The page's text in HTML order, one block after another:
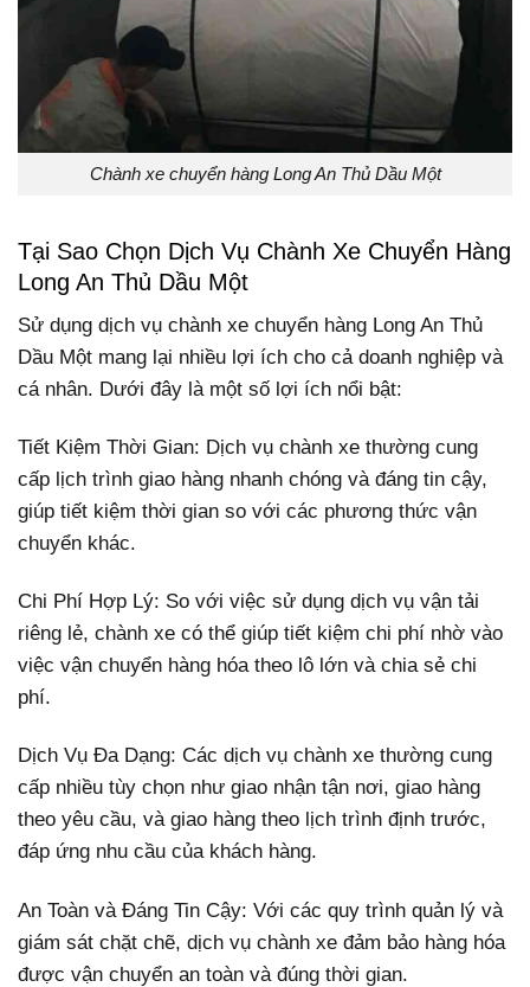
Chành xe chuyển hàng Long An Thủ Dầu Một
Tại Sao Chọn Dịch Vụ Chành Xe Chuyển Hàng
Long An Thủ Dầu Một
Sử dụng dịch vụ chành xe chuyển hàng Long An Thủ
Dầu Một mang lại nhiều lợi ích cho cả doanh nghiệp và
cá nhân. Dưới đây là một số lợi ích nổi bật:
Tiết Kiệm Thời Gian: Dịch vụ chành xe thường cung
cấp lịch trình giao hàng nhanh chóng và đáng tin cậy,
giúp tiết kiệm thời gian so với các phương thức vận
chuyển khác.
Chi Phí Hợp Lý: So với việc sử dụng dịch vụ vận tải
riêng lẻ, chành xe có thể giúp tiết kiệm chi phí nhờ vào
việc vận chuyển hàng hóa theo lô lớn và chia sẻ chi
phí.
Dịch Vụ Đa Dạng: Các dịch vụ chành xe thường cung
cấp nhiều tùy chọn như giao nhận tận nơi, giao hàng
theo yêu cầu, và giao hàng theo lịch trình định trước,
đáp ứng nhu cầu của khách hàng.
An Toàn và Đáng Tin Cậy: Với các quy trình quản lý và
giám sát chặt chẽ, dịch vụ chành xe đảm bảo hàng hóa
được vận chuyển an toàn và đúng thời gian.